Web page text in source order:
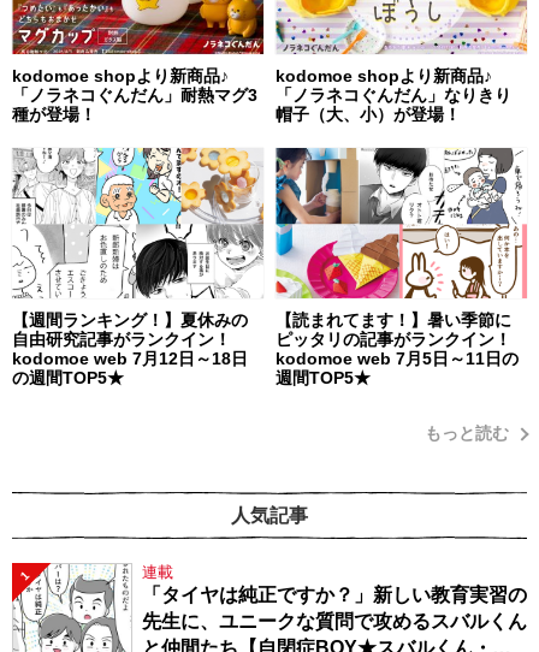
kodomoe shopより新商品♪
「ノラネコぐんだん」耐熱マグ3
種が登場！
kodomoe shopより新商品♪
「ノラネコぐんだん」なりきり
帽子（大、小）が登場！
【週間ランキング！】夏休みの
自由研究記事がランクイン！
kodomoe web 7月12日～18日
の週間TOP5★
【読まれてます！】暑い季節に
ピッタリの記事がランクイン！
kodomoe web 7月5日～11日の
週間TOP5★
もっと読む
人気記事
1 連載
「タイヤは純正ですか？」新しい教育実習の
先生に、ユニークな質問で攻めるスバルくん
と仲間たち【自閉症BOY★スバルくん・